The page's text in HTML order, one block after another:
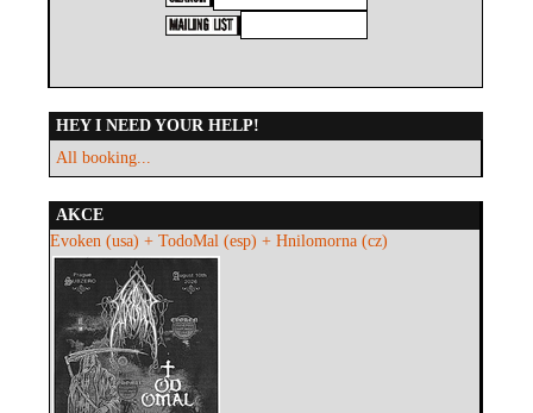
HEY I NEED YOUR HELP!
All booking...
AKCE
Evoken (usa) + TodoMal (esp) + Hnilomorna (cz)